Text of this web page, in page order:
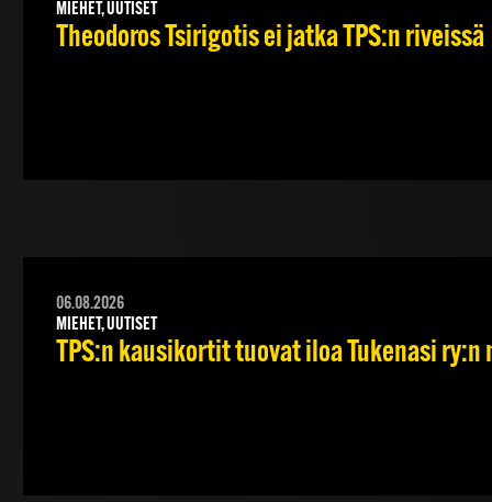
MIEHET, UUTISET
Theodoros Tsirigotis ei jatka TPS:n riveissä
06.08.2026
MIEHET, UUTISET
TPS:n kausikortit tuovat iloa Tukenasi